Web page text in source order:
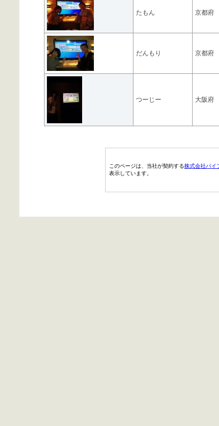
たもん 京都府
だんもり 京都府
つーじー 大阪府
このページは、当社が契約する株式会社パイ
表示しています。